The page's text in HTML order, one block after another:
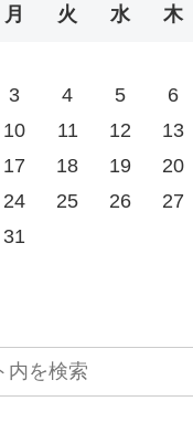
月 火 水 木
3 4 5 6
10 11 12 13
17 18 19 20
24 25 26 27
31